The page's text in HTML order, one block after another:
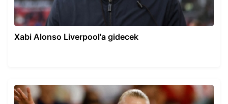
Xabi Alonso Liverpool'a gidecek